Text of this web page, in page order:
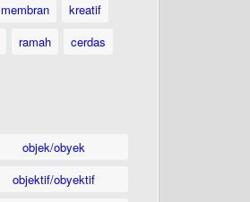
membran
kreatif
ramah
cerdas
objek/obyek
objektif/obyektif